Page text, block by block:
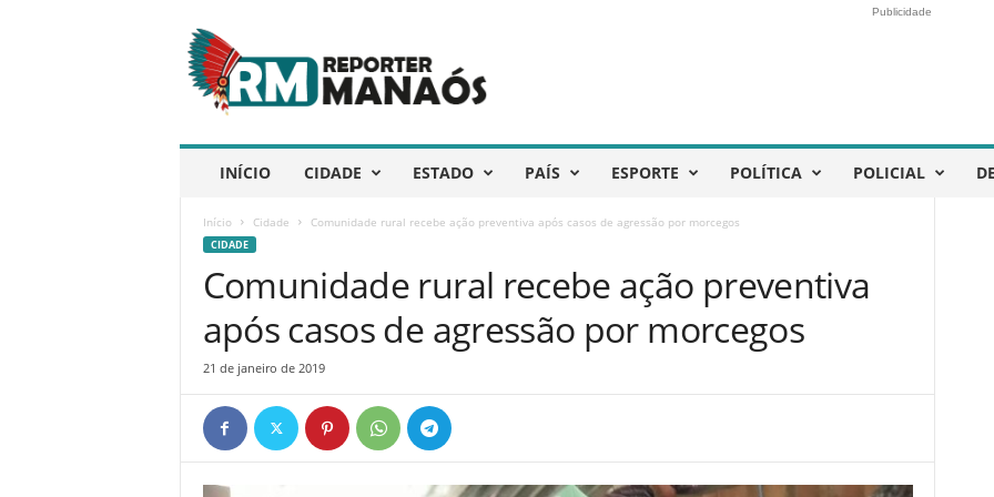
e
p
ó
Publicidade
INÍCIO CIDADE ESTADO PAÍS ESPORTE POLÍTICA POLICIAL
Início Cidade Comunidade rural recebe ação preventiva após casos de agressão por morcegos
CIDADE
Comunidade rural recebe ação preventiva
após casos de agressão por morcegos
21 de janeiro de 2019